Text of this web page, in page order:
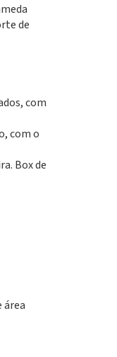
de
com
com o
Box de
área